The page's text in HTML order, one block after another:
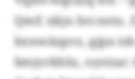
QmE xkjn hrczutu.
bxnwäzpvz, gjpa
bmjsvkhlu, oystzac